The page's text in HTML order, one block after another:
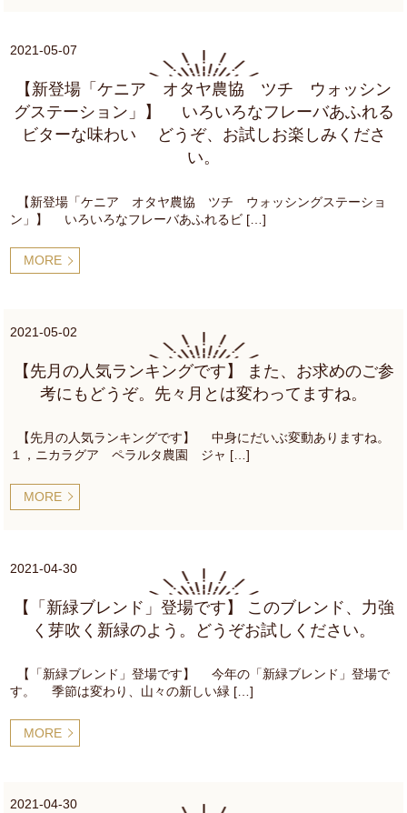
2021-05-07
【新登場「ケニア オタヤ農協 ツチ ウォッシン
グステーション」】 いろいろなフレーバあふれる
ビターな味わい どうぞ、お試しお楽しみくださ
い。
【新登場「ケニア オタヤ農協 ツチ ウォッシングステーショ
ン」】 いろいろなフレーバあふれるビ […]
MORE
2021-05-02
【先月の人気ランキングです】 また、お求めのご参
考にもどうぞ。先々月とは変わってますね。
【先月の人気ランキングです】 中身にだいぶ変動ありますね。
１，ニカラグア ペラルタ農園 ジャ […]
MORE
2021-04-30
【「新緑ブレンド」登場です】 このブレンド、力強
く芽吹く新緑のよう。どうぞお試しください。
【「新緑ブレンド」登場です】 今年の「新緑ブレンド」登場で
す。 季節は変わり、山々の新しい緑 […]
MORE
2021-04-30